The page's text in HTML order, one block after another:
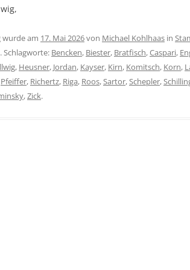
wurde am 17. Mai 2026von Michael Kohlhaas in
Bencken, Biester, Bratfisch,Caspari,
, Heusner, Jordan, Kayser, Kirn, Komitsch, Korn,
Pfeiffer, Richertz, Riga, Roos,Sartor,Schepler,
,Zick.